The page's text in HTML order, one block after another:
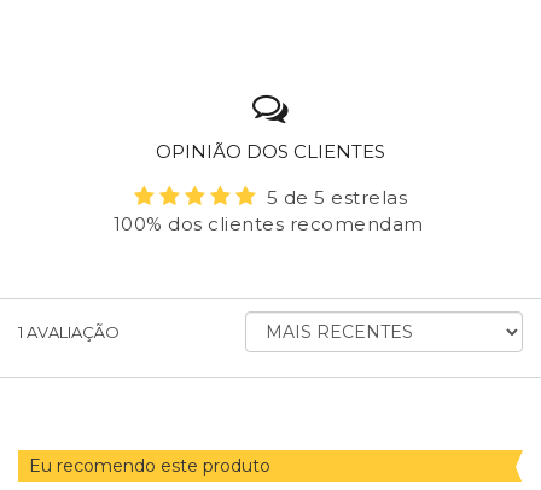
OPINIÃO DOS CLIENTES
5 de 5 estrelas
100% dos clientes recomendam
1 AVALIAÇÃO
ORDENAR
AVALIAÇÕES
Eu recomendo este produto